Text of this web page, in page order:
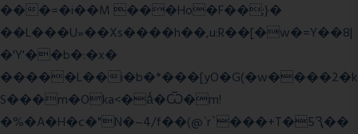
���=�i��M ���Ho�F��;}�
��L���U»��Xs����h��,u:R��[�w�=Y��8|
�'Y'��b�:�x�
�����L��i�b�*���[yO�G(�w����2�k
S���m�Oka<�ǻ�Ѿ�m!
�%�A�H�c�"N�~4/f��(@ʿr`���+T�5Ԇ��